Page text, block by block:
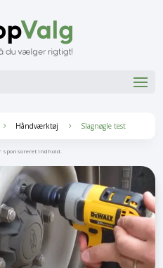
5 Håndværktøj 5 Slagnøgle test
indhold.